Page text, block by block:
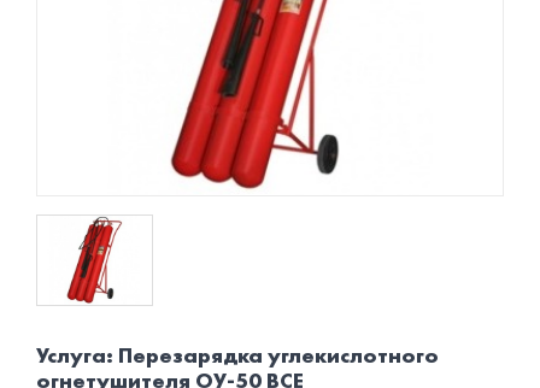
Услуга: Перезарядка углекислотного
огнетушителя ОУ-50 BCE